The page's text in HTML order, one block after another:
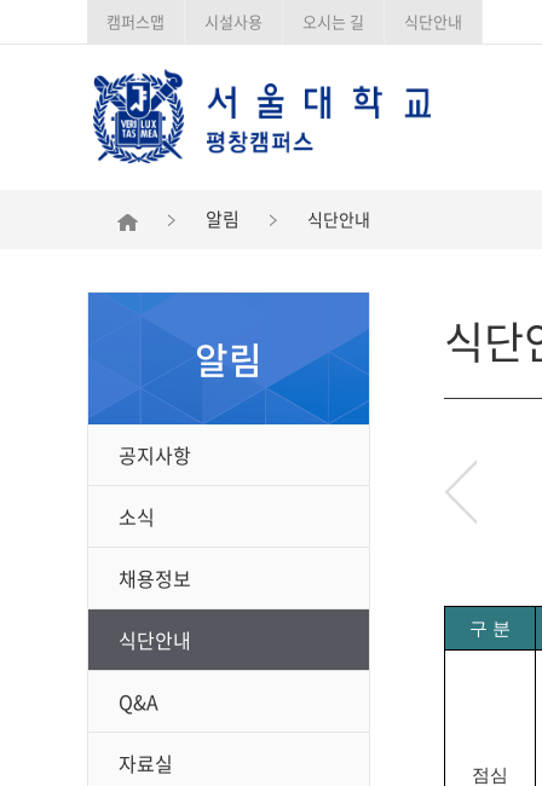
캠퍼스맵 시설사용 오시는 길 식단안내
알림 식단안내
알림
공지사항
소식
채용정보
식단안내
Q&A
자료실
식단
구 분
점심